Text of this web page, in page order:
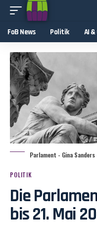
FoB News Politik AI
Parlament - Gina
POLITIK
Die
bis 21. Mai